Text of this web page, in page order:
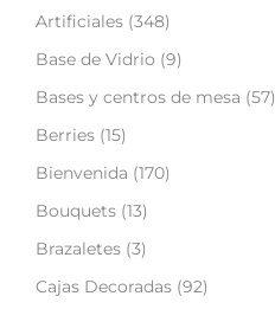
Artificiales (348)
Base de Vidrio (9)
Bases y centros de mesa (57)
Berries (15)
Bienvenida (170)
Bouquets (13)
Brazaletes (3)
Cajas Decoradas (92)